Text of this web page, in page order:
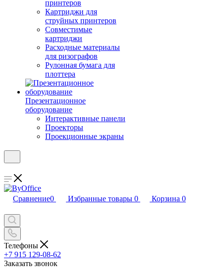
принтеров
Картриджи для
струйных принтеров
Совместимые
картриджи
Расходные материалы
для ризографов
Рулонная бумага для
плоттера
Презентационное
оборудование
Интерактивные панели
Проекторы
Проекционные экраны
Сравнение0 Избранные товары 0 Корзина 0
Телефоны
+7 915 129-08-62
Заказать звонок